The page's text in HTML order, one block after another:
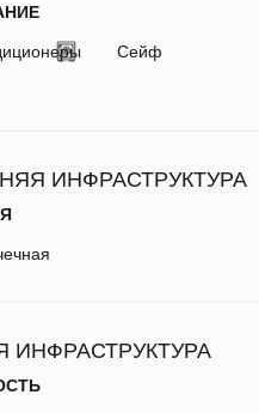
Сейф
ИНФРАСТРУКТУРА
ИНФРАСТРУКТУРА